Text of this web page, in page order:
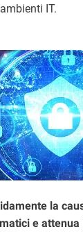
IT.
la
e attenua